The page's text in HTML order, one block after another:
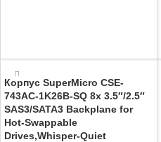
Корпус SuperMicro CSE-
743AC-1K26B-SQ 8x 3.5″/2.5″
SAS3/SATA3 Backplane for
Hot-Swappable
Drives,Whisper-Quiet